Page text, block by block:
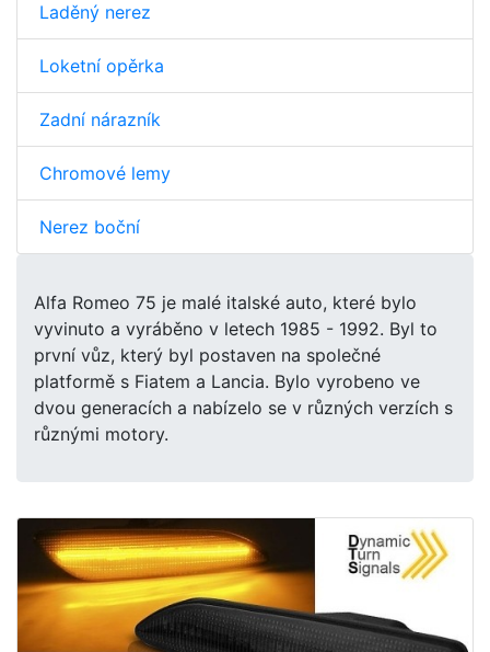
Laděný nerez
Loketní opěrka
Zadní nárazník
Chromové lemy
Nerez boční
Alfa Romeo 75 je malé italské auto, které bylo
vyvinuto a vyráběno v letech 1985 - 1992. Byl to
první vůz, který byl postaven na společné
platformě s Fiatem a Lancia. Bylo vyrobeno ve
dvou generacích a nabízelo se v různých verzích s
různými motory.